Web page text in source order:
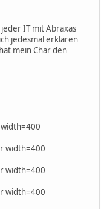
IT mit Abraxas
jedesmal erklären
mein Char den
width=400
width=400
width=400